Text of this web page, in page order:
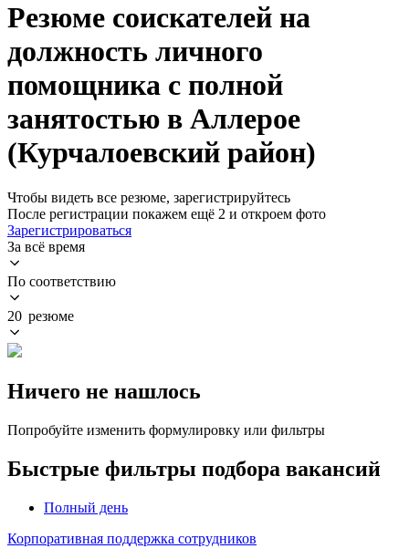
Резюме соискателей на
должность личного
помощника с полной
занятостью в Аллерое
(Курчалоевский район)
Чтобы видеть все резюме, зарегистрируйтесь
После регистрации покажем ещё 2 и откроем фото
Зарегистрироваться
За всё время
По соответствию
20 резюме
Ничего не нашлось
Попробуйте изменить формулировку или фильтры
Быстрые фильтры подбора вакансий
Полный день
Корпоративная поддержка сотрудников